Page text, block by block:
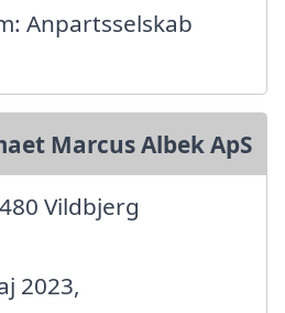
Anpartsselskab
Marcus Albek ApS
Vildbjerg
2023,